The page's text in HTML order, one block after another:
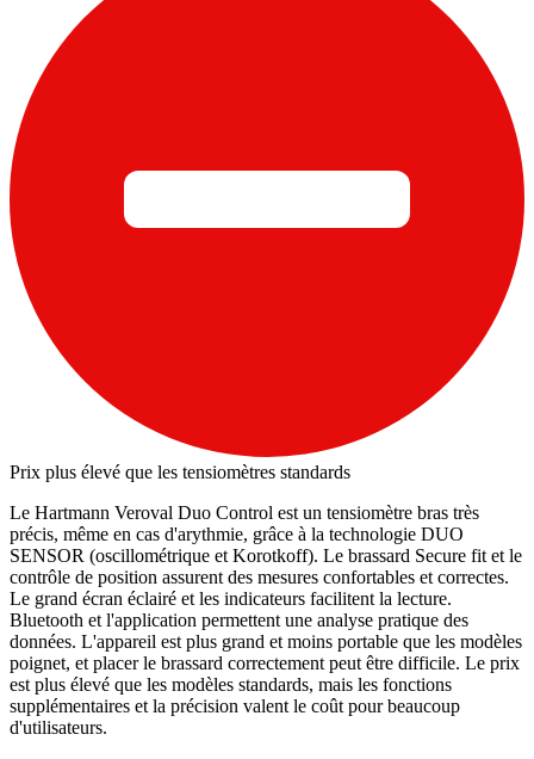
Prix plus élevé que les tensiomètres standards
Le Hartmann Veroval Duo Control est un tensiomètre bras très
précis, même en cas d'arythmie, grâce à la technologie DUO
SENSOR (oscillométrique et Korotkoff). Le brassard Secure fit et le
contrôle de position assurent des mesures confortables et correctes.
Le grand écran éclairé et les indicateurs facilitent la lecture.
Bluetooth et l'application permettent une analyse pratique des
données. L'appareil est plus grand et moins portable que les modèles
poignet, et placer le brassard correctement peut être difficile. Le prix
est plus élevé que les modèles standards, mais les fonctions
supplémentaires et la précision valent le coût pour beaucoup
d'utilisateurs.